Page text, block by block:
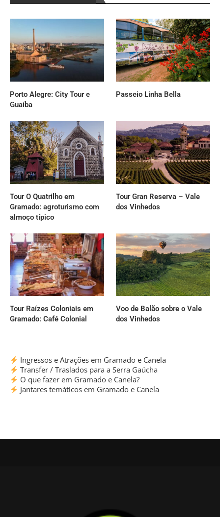
Porto Alegre: City Tour e
Guaíba
Passeio Linha Bella
Tour O Quatrilho em
Gramado: agroturismo com
almoço típico
Tour Gran Reserva – Vale
dos Vinhedos
Tour Raízes Coloniais em
Gramado: Café Colonial
Voo de Balão sobre o Vale
dos Vinhedos
Ingressos e Atrações em Gramado e Canela
Transfer / Traslados para a Serra Gaúcha
O que fazer em Gramado e Canela?
Jantares temáticos em Gramado e Canela